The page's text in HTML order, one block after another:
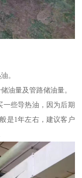
。
油量及管路储油量。
一些导热油，因为后期
是1年左右，建议客户